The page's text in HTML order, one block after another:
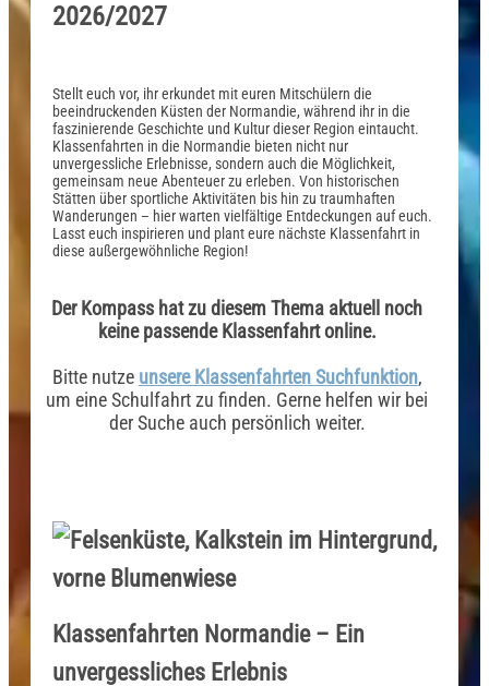
2026/2027
Stellt euch vor, ihr erkundet mit euren Mitschülern die
beeindruckenden Küsten der Normandie, während ihr in die
faszinierende Geschichte und Kultur dieser Region eintaucht.
Klassenfahrten in die Normandie bieten nicht nur
unvergessliche Erlebnisse, sondern auch die Möglichkeit,
gemeinsam neue Abenteuer zu erleben. Von historischen
Stätten über sportliche Aktivitäten bis hin zu traumhaften
Wanderungen – hier warten vielfältige Entdeckungen auf euch.
Lasst euch inspirieren und plant eure nächste Klassenfahrt in
diese außergewöhnliche Region!
Der Kompass hat zu diesem Thema aktuell noch
keine passende Klassenfahrt online.
Bitte nutze unsere Klassenfahrten Suchfunktion,
um eine Schulfahrt zu finden. Gerne helfen wir bei
der Suche auch persönlich weiter.
Klassenfahrten Normandie – Ein
unvergessliches Erlebnis